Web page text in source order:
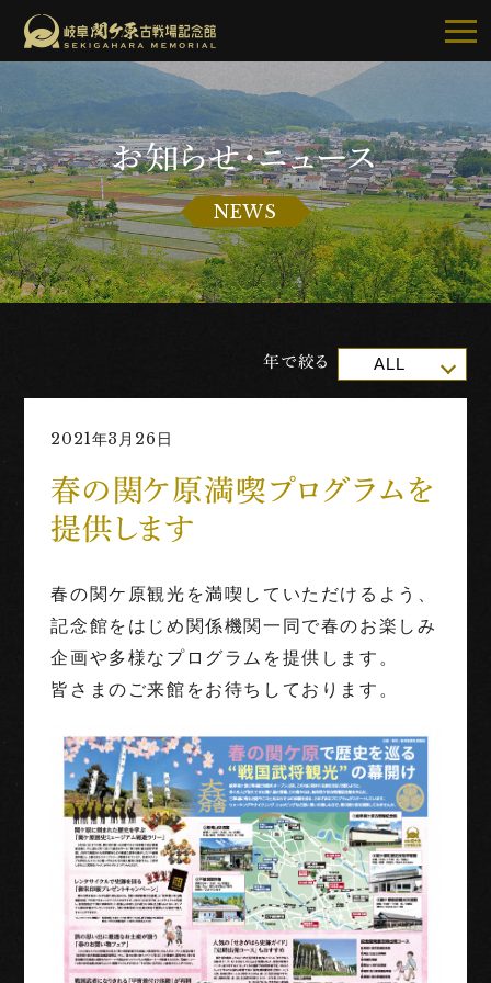
記念館について
ご利用案内
お知らせ
世界三大古戦場
1階映像展示予約
団体利用
お知らせ・ニュース
NEWS
年で絞る ALL
2021年3月26日
春の関ケ原満喫プログラムを
提供します
春の関ケ原観光を満喫していただけるよう、
記念館をはじめ関係機関一同で春のお楽しみ
企画や多様なプログラムを提供します。
皆さまのご来館をお待ちしております。